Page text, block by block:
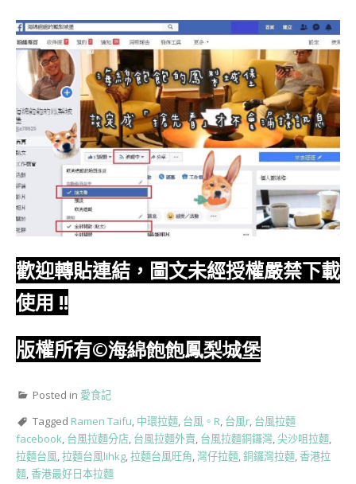
歡迎轉貼連結，圖文未經授權嚴禁下載
使用 !!
版權所有©海綿飽飽鳳梨城堡
Posted in 愛食記
Tagged Ramen Taifu, 中環拉麵, 台風。R, 台風r, 台風拉麵
facebook, 台風拉麵分店, 台風拉麵外賣, 台風拉麵銅鑼灣,尖沙咀拉麵,
拉麵台風,拉麵台風lihkg,拉麵台風旺角,灣仔拉麵,銅鑼灣拉麵,香港拉
麵,香港最好日本拉麵